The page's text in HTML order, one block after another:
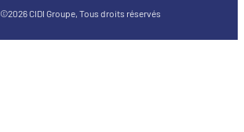
©2026 CIDI Groupe, Tous droits réservés